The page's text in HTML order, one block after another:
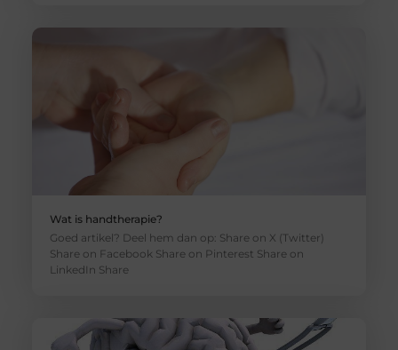
Wat is handtherapie?
Goed artikel? Deel hem dan op: Share on X (Twitter)
Share on Facebook Share on Pinterest Share on
LinkedIn Share